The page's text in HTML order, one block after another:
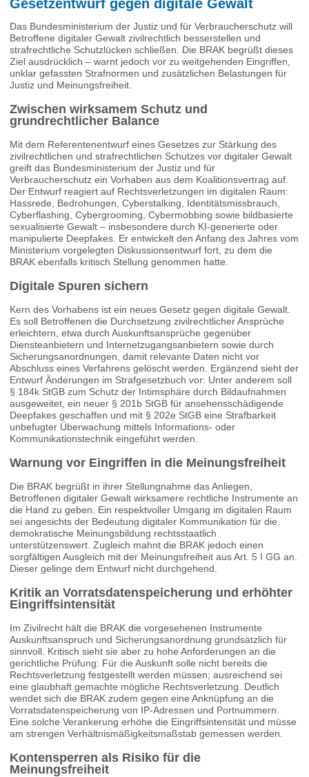
Gesetzentwurf gegen digitale Gewalt
Das Bundesministerium der Justiz und für Verbraucherschutz will
Betroffene digitaler Gewalt zivilrechtlich besserstellen und
strafrechtliche Schutzlücken schließen. Die BRAK begrüßt dieses
Ziel ausdrücklich – warnt jedoch vor zu weitgehenden Eingriffen,
unklar gefassten Strafnormen und zusätzlichen Belastungen für
Justiz und Meinungsfreiheit.
Zwischen wirksamem Schutz und
grundrechtlicher Balance
Mit dem Referentenentwurf eines Gesetzes zur Stärkung des
zivilrechtlichen und strafrechtlichen Schutzes vor digitaler Gewalt
greift das Bundesministerium der Justiz und für
Verbraucherschutz ein Vorhaben aus dem Koalitionsvertrag auf.
Der Entwurf reagiert auf Rechtsverletzungen im digitalen Raum:
Hassrede, Bedrohungen, Cyberstalking, Identitätsmissbrauch,
Cyberflashing, Cybergrooming, Cybermobbing sowie bildbasierte
sexualisierte Gewalt – insbesondere durch KI-generierte oder
manipulierte Deepfakes. Er entwickelt den Anfang des Jahres vom
Ministerium vorgelegten Diskussionsentwurf fort, zu dem die
BRAK ebenfalls kritisch Stellung genommen hatte.
Digitale Spuren sichern
Kern des Vorhabens ist ein neues Gesetz gegen digitale Gewalt.
Es soll Betroffenen die Durchsetzung zivilrechtlicher Ansprüche
erleichtern, etwa durch Auskunftsansprüche gegenüber
Diensteanbietern und Internetzugangsanbietern sowie durch
Sicherungsanordnungen, damit relevante Daten nicht vor
Abschluss eines Verfahrens gelöscht werden. Ergänzend sieht der
Entwurf Änderungen im Strafgesetzbuch vor: Unter anderem soll
§ 184k StGB zum Schutz der Intimsphäre durch Bildaufnahmen
ausgeweitet, ein neuer § 201b StGB für ansehensschädigende
Deepfakes geschaffen und mit § 202e StGB eine Strafbarkeit
unbefugter Überwachung mittels Informations- oder
Kommunikationstechnik eingeführt werden.
Warnung vor Eingriffen in die Meinungsfreiheit
Die BRAK begrüßt in ihrer Stellungnahme das Anliegen,
Betroffenen digitaler Gewalt wirksamere rechtliche Instrumente an
die Hand zu geben. Ein respektvoller Umgang im digitalen Raum
sei angesichts der Bedeutung digitaler Kommunikation für die
demokratische Meinungsbildung rechtsstaatlich
unterstützenswert. Zugleich mahnt die BRAK jedoch einen
sorgfältigen Ausgleich mit der Meinungsfreiheit aus Art. 5 I GG an.
Dieser gelinge dem Entwurf nicht durchgehend.
Kritik an Vorratsdatenspeicherung und erhöhter
Eingriffsintensität
Im Zivilrecht hält die BRAK die vorgesehenen Instrumente
Auskunftsanspruch und Sicherungsanordnung grundsätzlich für
sinnvoll. Kritisch sieht sie aber zu hohe Anforderungen an die
gerichtliche Prüfung: Für die Auskunft solle nicht bereits die
Rechtsverletzung festgestellt werden müssen; ausreichend sei
eine glaubhaft gemachte mögliche Rechtsverletzung. Deutlich
wendet sich die BRAK zudem gegen eine Anknüpfung an die
Vorratsdatenspeicherung von IP-Adressen und Portnummern.
Eine solche Verankerung erhöhe die Eingriffsintensität und müsse
am strengen Verhältnismäßigkeitsmaßstab gemessen werden.
Kontensperren als Risiko für die
Meinungsfreiheit